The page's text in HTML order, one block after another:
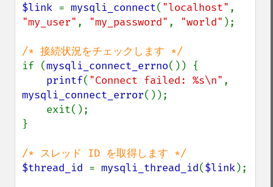
$link = mysqli_connect( "localhost"
"my_user" , "my_password" , "world" );
if (mysqli_connect_errno()) {
printf( "Connect failed: %s\n"
mysqli_connect_error());
}
$thread_id = mysqli_thread_id($link);